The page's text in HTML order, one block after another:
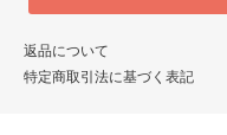
返品について
特定商取引法に基づく表記